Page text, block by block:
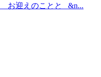
お迎えのことと &n...